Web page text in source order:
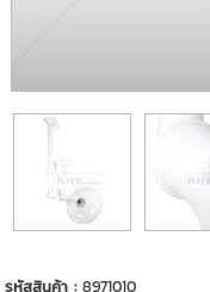
รหัสสินค้า :8971010